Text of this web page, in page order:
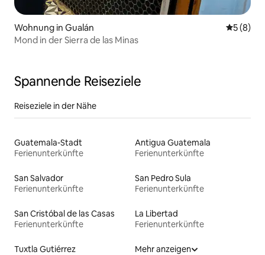
Wohnung in Gualán
5 (8)
Mond in der Sierra de las Minas
Spannende Reiseziele
Reiseziele in der Nähe
Guatemala-Stadt
Ferienunterkünfte
Antigua Guatemala
Ferienunterkünfte
San Salvador
Ferienunterkünfte
San Pedro Sula
Ferienunterkünfte
San Cristóbal de las Casas
Ferienunterkünfte
La Libertad
Ferienunterkünfte
Tuxtla Gutiérrez
Mehr anzeigen